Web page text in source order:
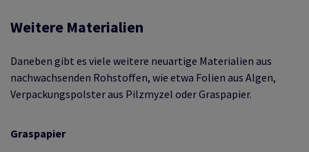
Weitere Materialien
Daneben gibt es viele weitere neuartige Materialien aus
nachwachsenden Rohstoffen, wie etwa Folien aus Algen,
Verpackungspolster aus Pilzmyzel oder Graspapier.
Graspapier